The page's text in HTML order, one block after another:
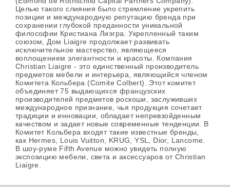
Целью такого слияния было стремление укрепить
позиции и международную репутацию бренда при
сохранении глубокой преданности уникальной
философии Кристиана Лиэгра. Укрепленный таким
союзом, Дом Liaigre продолжает развивать
исключительное мастерство, являющееся
воплощением элегантности и красоты. Компания
Christian Liaigre - это единственный производитель
предметов мебели и интерьера, являющийся членом
Комитета Кольбера (Comite Colbert). Этот комитет
объединяет 75 выдающихся французских
производителей предметов роскоши, заслуживших
международное признание, чья продукция сочетает
традиции и инновации, обладает непревзойденным
качеством и задает новые современные тенденции. В
Комитет Кольбера входят такие известные бренды,
как Hermes, Louis Vuitton, KRUG, YSL, Dior, Lancome.
В шоу-руме Fifth Avenue можно увидеть полную
экспозицию мебели, света и аксессуаров от Christian
Liaigre.